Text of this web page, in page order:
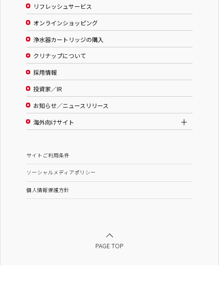
リフレッシュサービス
オンラインショッピング
浄水器カートリッジの購入
クリナップについて
採用情報
投資家／IR
お知らせ／ニュースリリース
海外向けサイト
サイトご利用条件
ソーシャルメディアポリシー
個人情報保護方針
PAGE TOP